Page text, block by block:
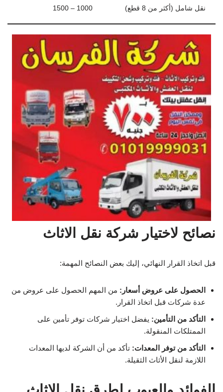
نقل شامل (أكثر من 8 قطع) 1000 – 1500
نصائح لاختيار شركة نقل الاثاث
قبل اتخاذ القرار النهائي، إليك بعض النصائح المهمة:
الحصول على عروض أسعار: من المهم الحصول على عروض من
عدة شركات قبل اتخاذ القرار.
التأكد من التأمين: يفضل اختيار شركات توفر تأمين على
الممتلكات المنقولة.
التأكد من توفر المعدات: تأكد من أن الشركة لديها المعدات
اللازمة لنقل الأثاث الثقيلة.